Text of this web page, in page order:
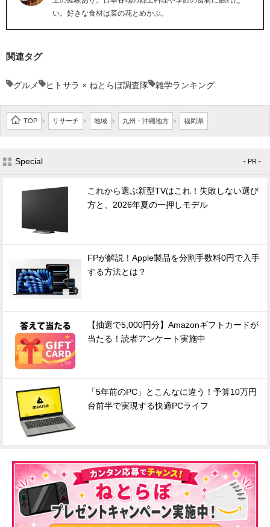
い。好きな食材は菜の花とめかぶ。
関連タグ
グルメ ヒトサラ × ねとらぼ調査隊 雑学ランキング
TOP > リサーチ > 地域 > 九州・沖縄地方 > 福岡県
Special - PR -
これから選ぶ新型TVはこれ！失敗しない選び
方と、2026年夏の一押しモデル
FPが解説！Apple製品を分割手数料0円で入手
する方法とは？
【抽選で5,000円分】Amazonギフトカードが
当たる！読者アンケート実施中
「5年前のPC」とこんなに違う！予算10万円
台前半で実現する快適PCライフ